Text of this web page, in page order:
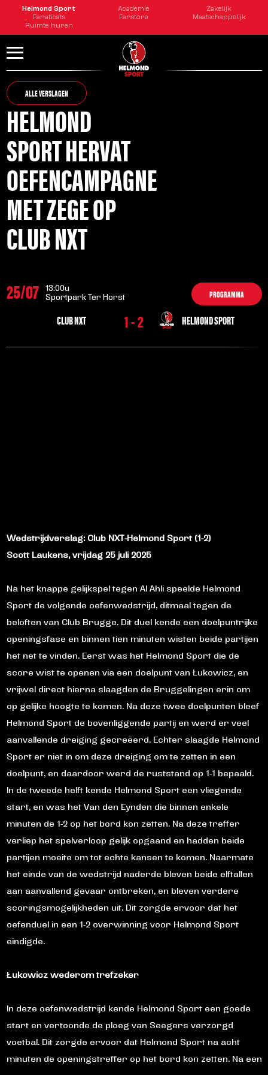
Helmond Sport Academie
Zakelijk
Fanaticats
Fanstore
Maatschappelijk
Ruimte huren
ALLE VERSLAGEN
HELMOND
SPORT HERVAT
OEFENCAMPAGNE
MET ZEGE OP
CLUB NXT
25/07
13:00u
Sportpark Ter Horst
CLUB NXT 1 - 2 HELMOND SPORT
PROGRAMMA
Wedstrijdverslag: Club NXT-Helmond Sport (1-2)
Scott Laukens, vrijdag 25 juli 2025
Na het knappe gelijkspel tegen Al Ahli speelde Helmond
Sport de volgende oefenwedstrijd, ditmaal tegen de
beloften van Club Brugge. Dit duel kende een doelpuntrijke
openingsfase en binnen tien minuten wisten beide partijen
het net te vinden. Eerst was het Helmond Sport die de
score wist te openen via een doelpunt van Łukowicz, en
vrijwel direct hierna slaagden de Bruggelingen erin om
op gelijke hoogte te komen. Na deze twee doelpunten bleef
Helmond Sport de bovenliggende partij en werd er veel
aanvallende dreiging gecreëerd. Echter slaagde Helmond
Sport er niet in om deze dreiging om te zetten in een
doelpunt, en daardoor werd de ruststand op 1-1 bepaald.
In de tweede helft kende Helmond Sport een vliegende
start, en was het Van den Eynden die binnen enkele
minuten de 1-2 op het bord kon zetten. Na deze treffer
verliep het spelverloop gelijk opgaand en hadden beide
partijen moeite om tot echte kansen te komen. Naarmate
het einde van de wedstrijd naderde bleven beide elftallen
aan aanvallend gevaar ontbreken, en bleven verdere
scoringsmogelijkheden uit. Dit zorgde ervoor dat het
oefenduel in een 1-2 overwinning voor Helmond Sport
eindigde.
Łukowicz wederom trefzeker
In deze oefenwedstrijd kende Helmond Sport een goede
start en vertoonde de ploeg van Seegers verzorgd
voetbal. Dit zorgde ervoor dat Helmond Sport na acht
minuten de openingstreffer op het bord kon zetten. Na een